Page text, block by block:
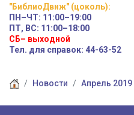
"БиблиоДвиж" (цоколь):
ПН–ЧТ: 11:00–19:00
ПТ, ВС: 11:00–18:00
СБ– выходной
Тел. для справок: 44-63-52
Новости Апрель 2019